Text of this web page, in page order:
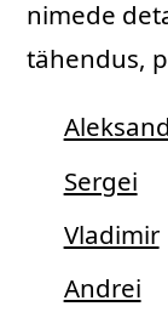
nimede
tähendus,
Sergei
Vladimir
Andrei